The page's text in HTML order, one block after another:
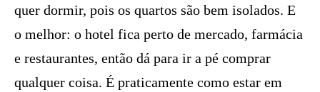
quer dormir, pois os quartos são bem isolados. E
o melhor: o hotel fica perto de mercado, farmácia
e restaurantes, então dá para ir a pé comprar
qualquer coisa. É praticamente como estar em